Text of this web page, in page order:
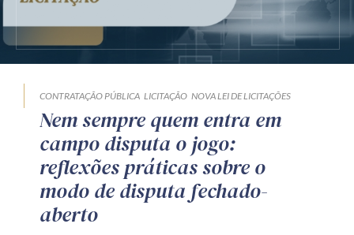
CONTRATAÇÃO PÚBLICA LICITAÇÃO NOVA LEI DE LICITAÇÕES
Nem sempre quem entra em
campo disputa o jogo:
reflexões práticas sobre o
modo de disputa fechado-
aberto